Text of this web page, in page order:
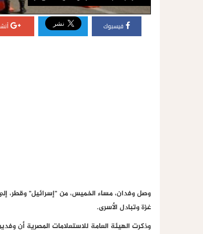
فيسبوك
وصل وفدان، مساء الخميس، من "إسرائيل" وقطر،
غزة وتبادل الأسرى.
وذكرت الهيئة العامة للاستعلامات المصرية أن